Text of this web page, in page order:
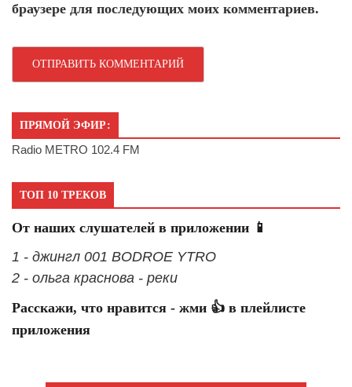
браузере для последующих моих комментариев.
ПРЯМОЙ ЭФИР:
Radio METRO 102.4 FM
ТОП 10 ТРЕКОВ
От наших слушателей в приложении 📱
1 - джингл 001 BODROE YTRO
2 - ольга краснова - реки
Расскажи, что нравится - жми 👍 в плейлисте
приложения